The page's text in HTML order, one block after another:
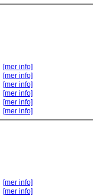
[mer info]
[mer info]
[mer info]
[mer info]
[mer info]
[mer info]
[mer info]
[mer info]